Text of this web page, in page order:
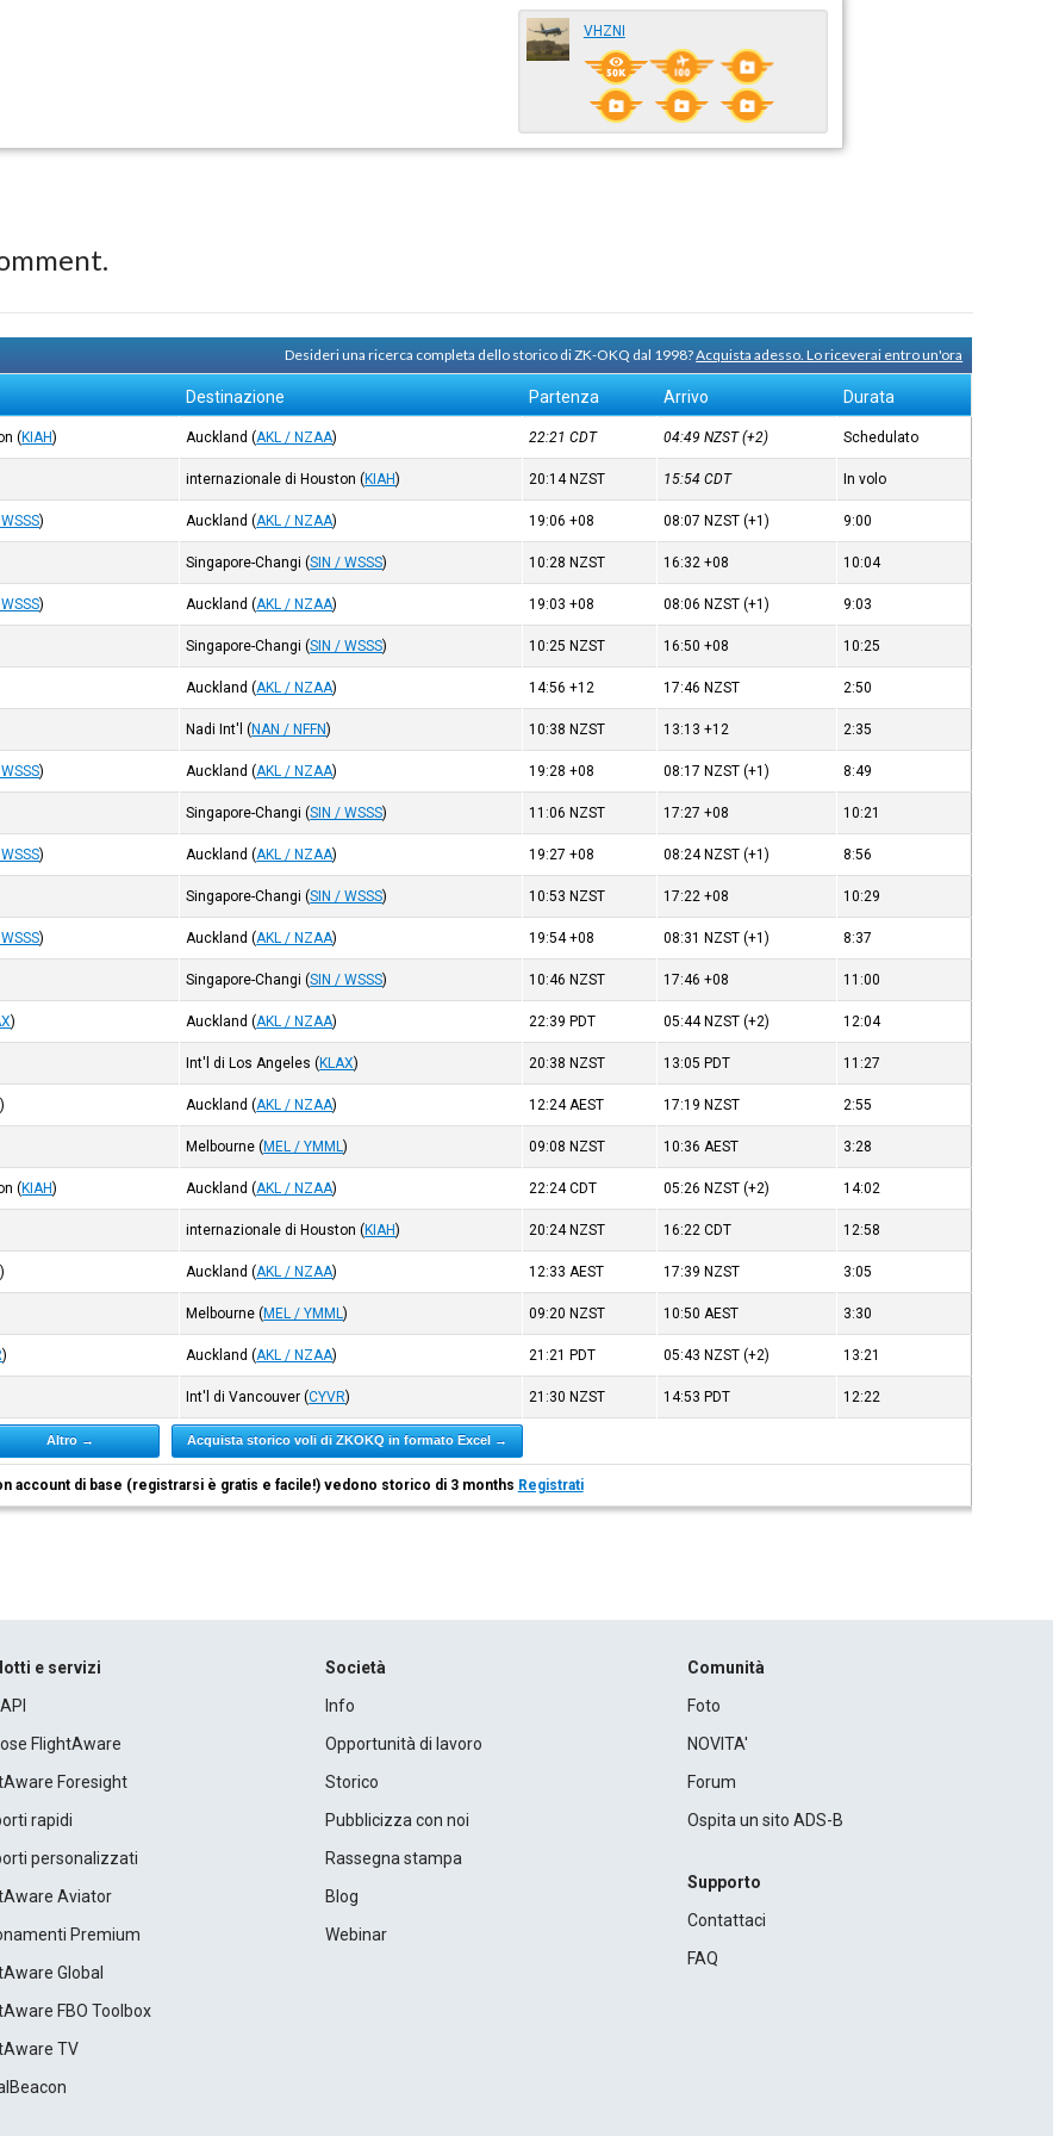
VHZNI
Desideri una ricerca completa dello storico di ZK-OKQ dal 1998?Acquista adesso. Lo riceverai entro un'ora
Destinazione Partenza Arrivo Durata
(KIAH) Auckland (AKL / NZAA) 22:21CDT 04:49NZST(+2) Schedulato
internazionale di Houston (KIAH) 20:14 NZST 15:54CDT In volo
) Auckland (AKL / NZAA) 19:06+08 08:07 NZST (+1) 9:00
Singapore-Changi (SIN / WSSS) 10:28 NZST 16:32+08 10:04
) Auckland (AKL / NZAA) 19:03+08 08:06 NZST (+1) 9:03
Singapore-Changi (SIN / WSSS) 10:25 NZST 16:50+08 10:25
Auckland (AKL / NZAA) 14:56+12 17:46 NZST 2:50
Nadi Int'l (NAN / NFFN) 10:38 NZST 13:13+12 2:35
) Auckland (AKL / NZAA) 19:28+08 08:17 NZST (+1) 8:49
Singapore-Changi (SIN / WSSS) 11:06 NZST 17:27+08 10:21
) Auckland (AKL / NZAA) 19:27+08 08:24 NZST (+1) 8:56
Singapore-Changi (SIN / WSSS) 10:53 NZST 17:22+08 10:29
) Auckland (AKL / NZAA) 19:54+08 08:31 NZST (+1) 8:37
Singapore-Changi (SIN / WSSS) 10:46 NZST 17:46+08 11:00
) Auckland (AKL / NZAA) 22:39 PDT 05:44 NZST (+2) 12:04
Int'l di Los Angeles (KLAX) 20:38 NZST 13:05 PDT 11:27
) Auckland (AKL / NZAA) 12:24AEST 17:19 NZST 2:55
Melbourne (MEL / YMML) 09:08 NZST 10:36AEST 3:28
(KIAH) Auckland (AKL / NZAA) 22:24CDT 05:26 NZST (+2) 14:02
internazionale di Houston (KIAH) 20:24 NZST 16:22CDT 12:58
) Auckland (AKL / NZAA) 12:33AEST 17:39 NZST 3:05
Melbourne (MEL / YMML) 09:20 NZST 10:50AEST 3:30
) Auckland (AKL / NZAA) 21:21 PDT 05:43 NZST (+2) 13:21
Int'l di Vancouver (CYVR) 21:30 NZST 14:53 PDT 12:22
Altro → Acquista storico voli di ZKOKQ in formato Excel →
account di base (registrarsi è gratis e facile!) vedono storico di 3 months Registrati
e servizi
FlightAware
Foresight
rapidi
personalizzati
Aviator
Premium
Global
FBO Toolbox
TV
Società
Info
Opportunità di lavoro
Storico
Pubblicizza con noi
Rassegna stampa
Blog
Webinar
Comunità
Foto
NOVITA'
Forum
Ospita un sito ADS-B
Supporto
Contattaci
FAQ